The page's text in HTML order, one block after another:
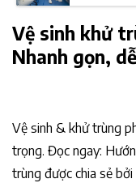
Vệ sinh khử
Nhanh gọn,
Vệ sinh & khử trùng
trọng. Đọc ngay:
trùng được chia sẻ bởi